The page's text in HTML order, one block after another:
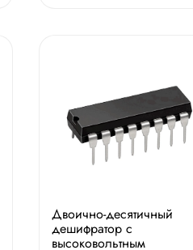
Двоично-десятичный
дешифpатоp с
высоковольтным